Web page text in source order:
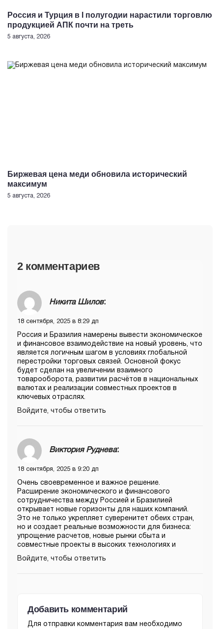
Россия и Турция в I полугодии нарастили торговлю
продукцией АПК почти на треть
5 августа, 2026
Биржевая цена меди обновила исторический
максимум
5 августа, 2026
2 комментариев
Никита Шилов:
18 сентября, 2025 в 8:29 дп
Россия и Бразилия намерены вывести экономическое
и финансовое взаимодействие на новый уровень, что
является логичным шагом в условиях глобальной
перестройки торговых связей. Основной фокус
будет сделан на увеличении взаимного
товарооборота, развитии расчётов в национальных
валютах и реализации совместных проектов в
ключевых отраслях.
Войдите, чтобы ответить
Виктория Руднева:
18 сентября, 2025 в 9:20 дп
Очень своевременное и важное решение.
Расширение экономического и финансового
сотрудничества между Россией и Бразилией
открывает новые горизонты для наших компаний.
Это не только укрепляет суверенитет обеих стран,
но и создает реальные возможности для бизнеса:
упрощение расчетов, новые рынки сбыта и
совместные проекты в высоких технологиях и
Войдите, чтобы ответить
Добавить комментарий
Для отправки комментария вам необходимо